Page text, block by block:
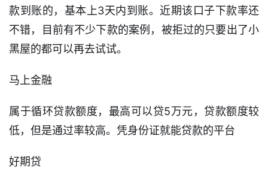
款到账的，基本上3天内到账。近期该口子下款率还
不错，目前有不少下款的案例，被拒过的只要出了小
黑屋的都可以再去试试。
马上金融
属于循环贷款额度，最高可以贷5万元，贷款额度较
低，但是通过率较高。凭身份证就能贷款的平台
好期贷